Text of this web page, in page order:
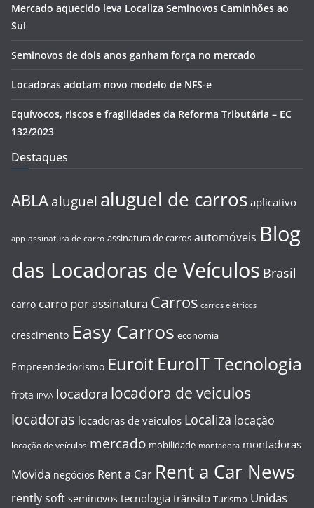
Mercado aquecido leva Localiza Seminovos Caminhões ao
Sul
Seminovos de dois anos ganham força no mercado
Locadoras adotam novo modelo de NFS-e
Equívocos, riscos e fragilidades da Reforma Tributária – EC
132/2023
Destaques
ABLA aluguel aluguel de carros aplicativo
app assinatura de carro assinatura de carros automóveis Blog
das Locadoras de Veículos Brasil
carro carro por assinatura Carros carros elétricos
crescimento Easy Carros economia
Empreendedorismo Euroit EuroIT Tecnologia
frota IPVA locadora locadora de veiculos
locadoras locadoras de veículos Localiza locação
locação de veículos mercado mobilidade montadora montadoras
Movida negócios Rent a Car Rent a Car News
rently soft seminovos tecnologia trânsito Turismo Unidas